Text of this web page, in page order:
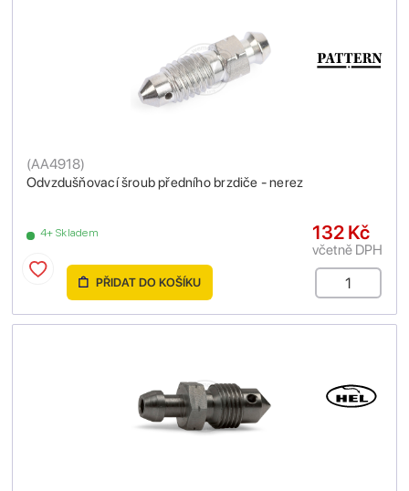
Odvzdušňovací šroub předního brzdiče - nerez
(AA4918)
4+ Skladem 132 Kč
včetně DPH
PŘIDAT DO KOŠÍKU